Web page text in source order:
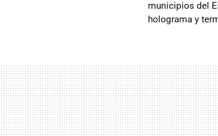
municipios del
holograma y